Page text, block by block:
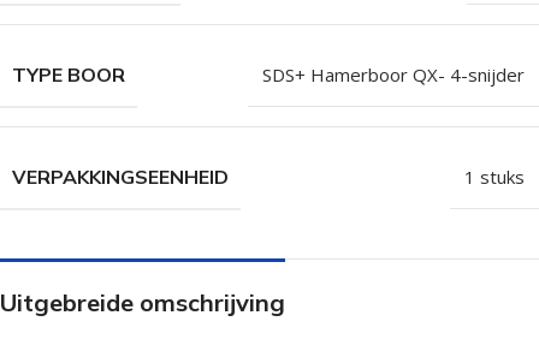
TYPE BOOR SDS+ Hamerboor QX- 4-snijder
VERPAKKINGSEENHEID 1 stuks
Uitgebreide omschrijving